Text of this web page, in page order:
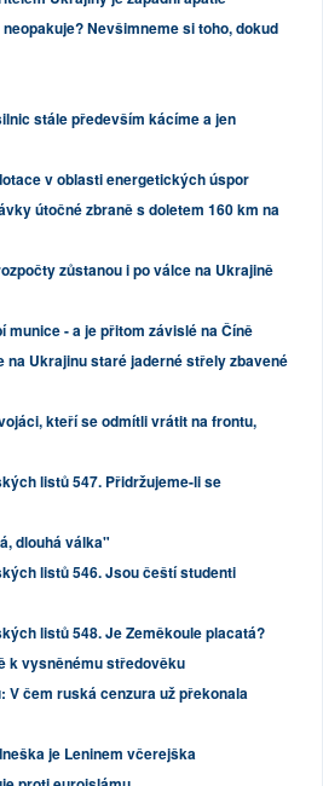
Nevšimneme si toho, dokud
stále především kácíme a jen
v oblasti energetických úspor
útočné zbraně s doletem 160 km na
zůstanou i po válce na Ukrajině
munice - a je přitom závislé na Číně
na Ukrajinu staré jaderné střely zbavené
kteří se odmítli vrátit na frontu,
listů 547. Přidržujeme-li se
dlouhá válka"
listů 546. Jsou čeští studenti
listů 548. Je Zeměkoule placatá?
k vysněnému středověku
V čem ruská cenzura už překonala
je Leninem včerejška